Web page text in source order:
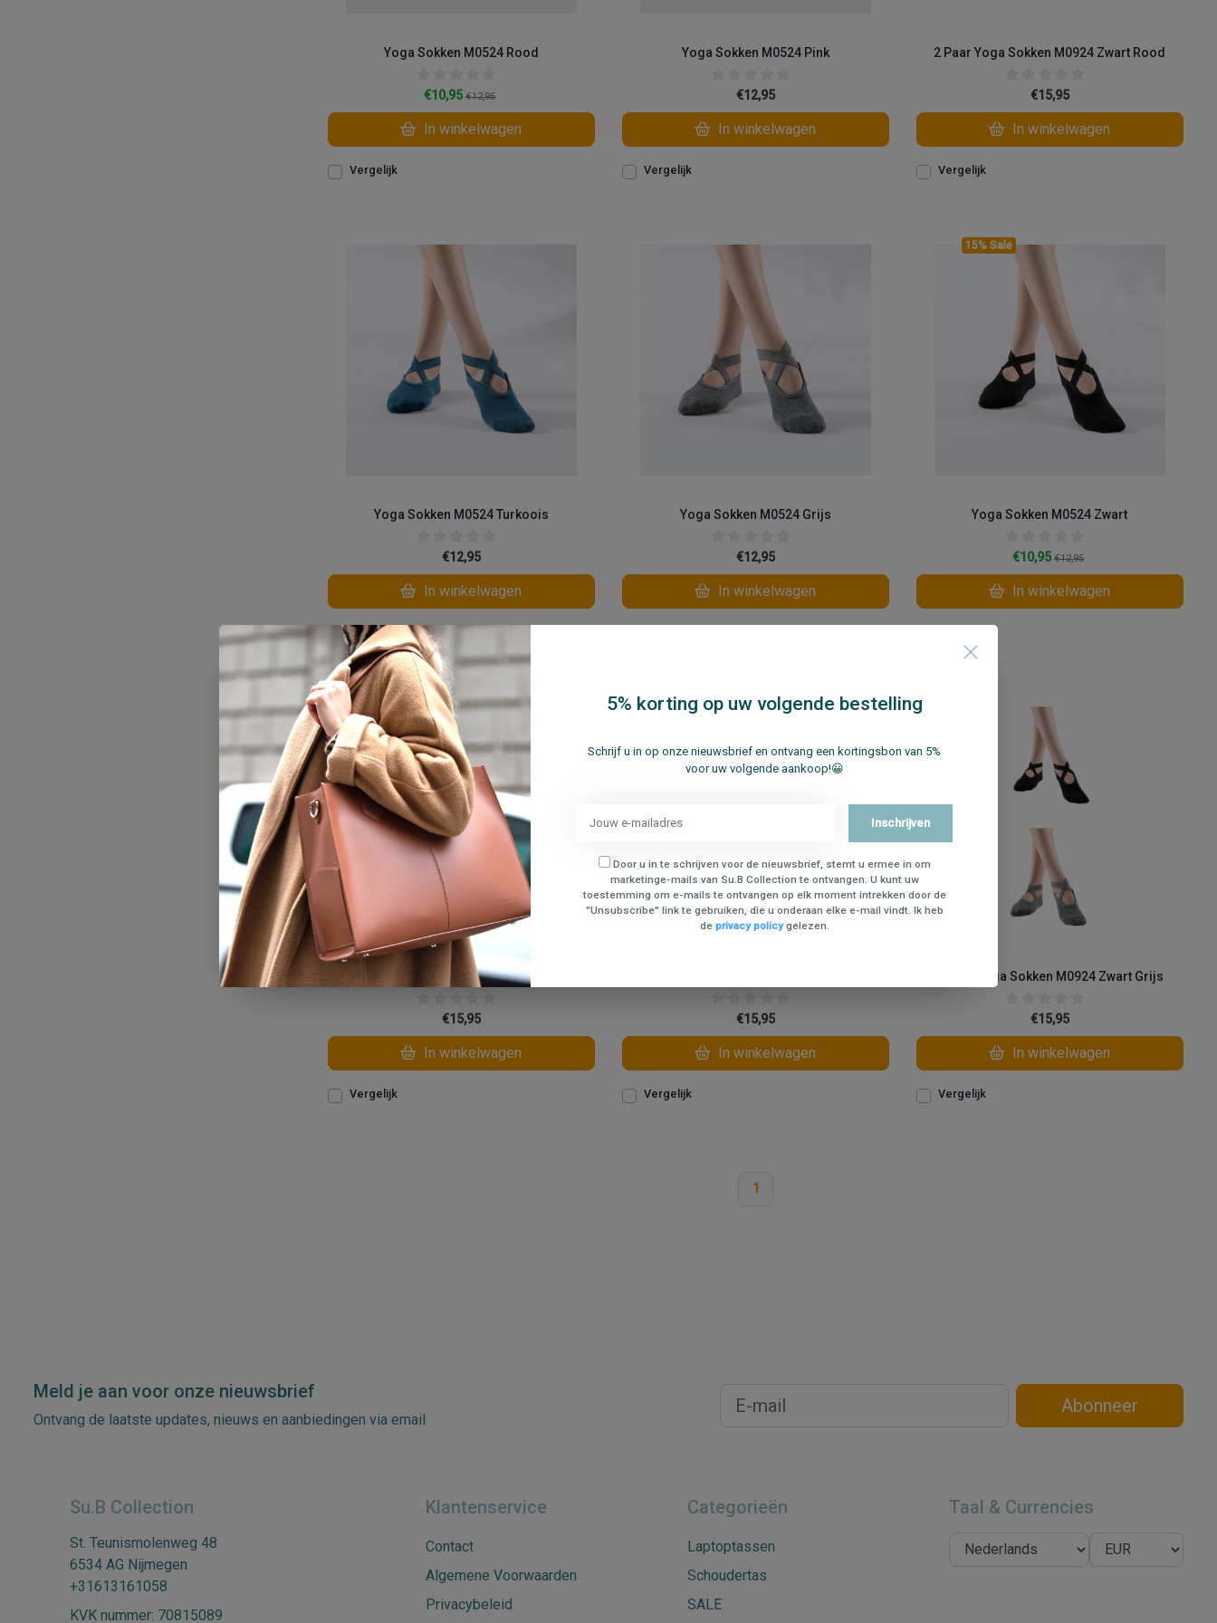
Yoga Sokken M0524 Rood
€10,95 €12,95
In winkelwagen
Vergelijk
Yoga Sokken M0524 Pink
€12,95
In winkelwagen
Vergelijk
2 Paar Yoga Sokken M0924 Zwart Rood
€15,95
In winkelwagen
Vergelijk
Yoga Sokken M0524 Turkoois
€12,95
In winkelwagen
Vergelijk
Yoga Sokken M0524 Grijs
€12,95
In winkelwagen
15% Sale
Yoga Sokken M0524 Zwart
€10,95 €12,95
In winkelwagen
2 Paar Yoga Sokken M0924 Zwart Pink
€15,95
In winkelwagen
Vergelijk
€15,95
In winkelwagen
Vergelijk
2 Paar Yoga Sokken M0924 Zwart Grijs
€15,95
In winkelwagen
Vergelijk
1
Meld je aan voor onze nieuwsbrief
Ontvang de laatste updates, nieuws en aanbiedingen via email
Abonneer
Su.B Collection
St. Teunismolenweg 48
6534 AG Nijmegen
+31613161058
KVK nummer: 70815089
Klantenservice
Contact
Algemene Voorwaarden
Privacybeleid
Categorieën
Laptoptassen
Schoudertas
SALE
Taal & Currencies
5% korting op uw volgende bestelling
Schrijf u in op onze nieuwsbrief en ontvang een kortingsbon van 5%
voor uw volgende aankoop!😀
Inschrijven
Door u in te schrijven voor de nieuwsbrief, stemt u ermee in om
marketinge-mails van Su.B Collection te ontvangen. U kunt uw
toestemming om e-mails te ontvangen op elk moment intrekken door de
"Unsubscribe" link te gebruiken, die u onderaan elke e-mail vindt. Ik heb
de privacy policygelezen.